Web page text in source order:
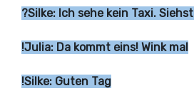
Silke: Ich sehe kein Taxi. Siehst
Julia: Da kommt eins! Wink mal!
Silke: Guten Tag!